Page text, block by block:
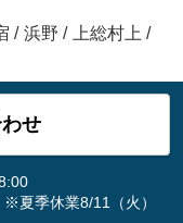
/ 浜野 / 上総村上 /
せ
夏季休業8/11（火）